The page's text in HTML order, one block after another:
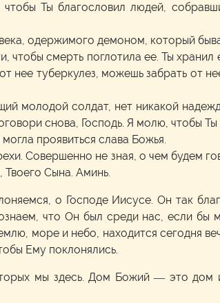
Ты благословил людей,
одержимого демоном, который
смерть поглотила ее. Ты хранил
нее туберкулез, можешь забрать от
молодой солдат, нет никакой
снова, Господь. Я молю, чтобы
проявиться слава Божья.
Совершенно не зная, о чем будем
Сына. Аминь.
о Господе Иисусе. Он так
что Он был среди нас, если бы
море и небо, находится сегодня
Ему поклонялись.
мы здесь. Дом Божий — это дом